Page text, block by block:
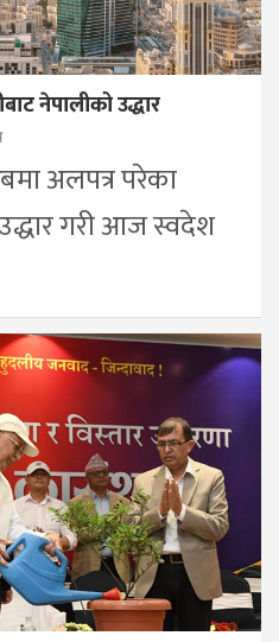
नेपालीको उद्धार
अलपत्र परेका
गरी आज स्वदेश